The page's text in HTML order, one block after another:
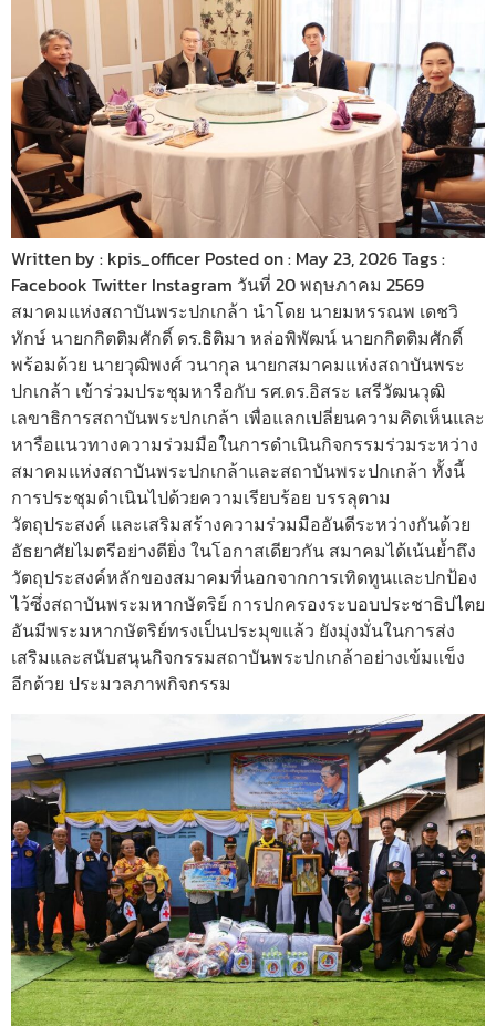
Written by : kpis_officer Posted on : May 23, 2026 Tags :
Facebook Twitter Instagram วันที่ 20 พฤษภาคม 2569
สมาคมแห่งสถาบันพระปกเกล้า นำโดย นายมหรรณพ เดชวิ
ทักษ์ นายกกิตติมศักดิ์ ดร.ธิติมา หล่อพิพัฒน์ นายกกิตติมศักดิ์
พร้อมด้วย นายวุฒิพงศ์ วนากุล นายกสมาคมแห่งสถาบันพระ
ปกเกล้า เข้าร่วมประชุมหารือกับ รศ.ดร.อิสระ เสรีวัฒนวุฒิ
เลขาธิการสถาบันพระปกเกล้า เพื่อแลกเปลี่ยนความคิดเห็นและ
หารือแนวทางความร่วมมือในการดำเนินกิจกรรมร่วมระหว่าง
สมาคมแห่งสถาบันพระปกเกล้าและสถาบันพระปกเกล้า ทั้งนี้
การประชุมดำเนินไปด้วยความเรียบร้อย บรรลุตาม
วัตถุประสงค์ และเสริมสร้างความร่วมมืออันดีระหว่างกันด้วย
อัธยาศัยไมตรีอย่างดียิ่ง ในโอกาสเดียวกัน สมาคมได้เน้นย้ำถึง
วัตถุประสงค์หลักของสมาคมที่นอกจากการเทิดทูนและปกป้อง
ไว้ซึ่งสถาบันพระมหากษัตริย์ การปกครองระบอบประชาธิปไตย
อันมีพระมหากษัตริย์ทรงเป็นประมุขแล้ว ยังมุ่งมั่นในการส่ง
เสริมและสนับสนุนกิจกรรมสถาบันพระปกเกล้าอย่างเข้มแข็ง
อีกด้วย ประมวลภาพกิจกรรม